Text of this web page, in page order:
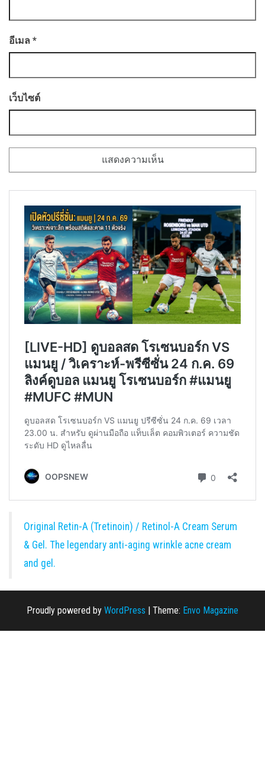
อีเมล *
เว็บไซต์
Original Retin-A (Tretinoin) / Retinol-A Cream Serum
& Gel. The legendary anti-aging wrinkle acne cream
and gel.
Proudly powered by WordPress Theme: Envo Magazine